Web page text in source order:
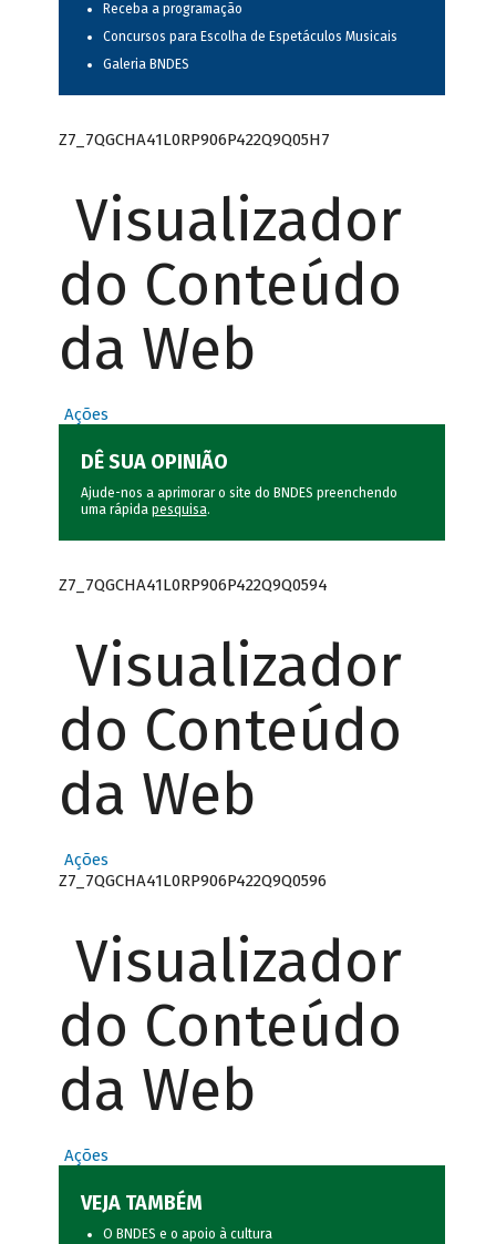
Receba a programação
Concursos para Escolha de Espetáculos Musicais
Galeria BNDES
Z7_7QGCHA41L0RP906P422Q9Q05H7
Visualizador
do Conteúdo
da Web
Ações
DÊ SUA OPINIÃO
Ajude-nos a aprimorar o site do BNDES preenchendo
uma rápida pesquisa.
Z7_7QGCHA41L0RP906P422Q9Q0594
Visualizador
do Conteúdo
da Web
Ações
Z7_7QGCHA41L0RP906P422Q9Q0596
Visualizador
do Conteúdo
da Web
Ações
VEJA TAMBÉM
O BNDES e o apoio à cultura